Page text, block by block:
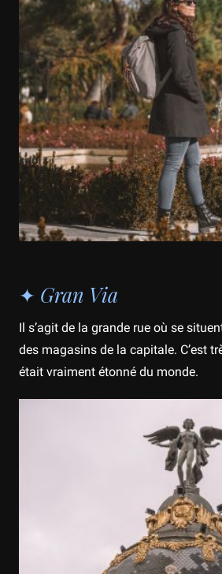
✦ Gran Via
Il s’agit de la grande rue où se
des magasins de la capitale. C’est
était vraiment étonné du monde.